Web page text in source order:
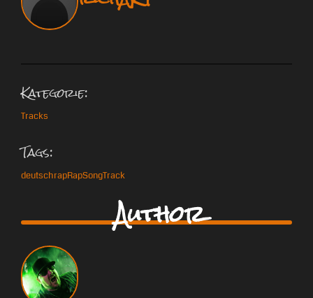
Kategorie:
Tracks
Tags:
deutschrapRapSongTrack
Author